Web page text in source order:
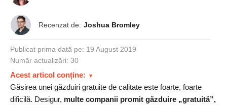
Recenzat de: Joshua Bromley
Publicat prima dată pe: 19 August 2019
Număr actualizări: 30
Acest articol conține:
Găsirea unei găzduiri gratuite de calitate este foarte, foarte
dificilă. Desigur, multe companii promit găzduire „gratuită”,